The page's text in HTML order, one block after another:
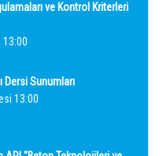
ve Kontrol Kriterleri
13:00
Dersi Sunumları
13:00